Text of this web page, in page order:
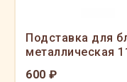
Подставка для
металлическая
600 ₽